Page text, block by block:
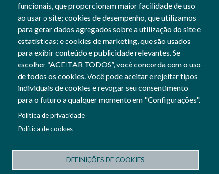
Gerais
Siga-nos
funcionais, que proporcionam maior facilidade de uso
ao usar o site; cookies de desempenho, que utilizamos
para gerar dados agregados sobre a utilização do site e
estatísticas; e cookies de marketing, que são usados
para exibir conteúdo e publicidade relevantes. Se
escolher “ACEITAR TODOS”, você concorda com o uso
de todos os cookies. Você pode aceitar e rejeitar tipos
individuais de cookies e revogar seu consentimento
para o futuro a qualquer momento em "Configurações".
Política de privacidade
Política de cookies
DEFINIÇÕES DE COOKIES
Social Networks
Cofinanciado por:
Imagem
Imagem